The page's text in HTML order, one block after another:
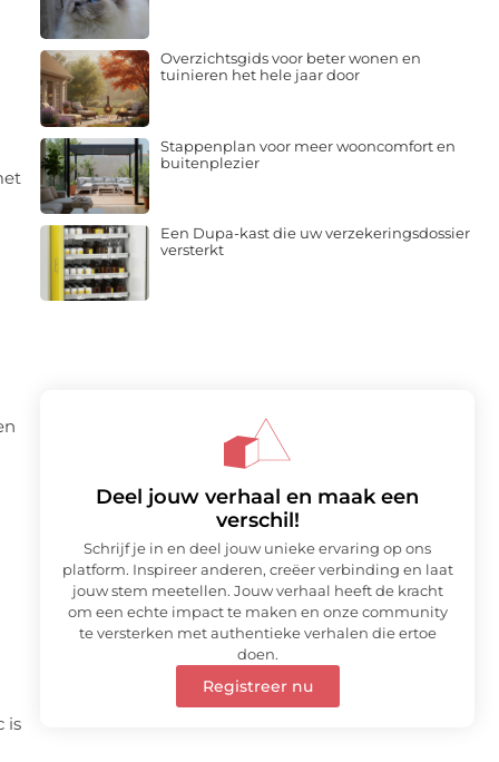
is
Overzichtsgids voor beter wonen en
tuinieren het hele jaar door
Stappenplan voor meer wooncomfort en
buitenplezier
Een Dupa-kast die uw verzekeringsdossier
versterkt
Deel jouw verhaal en maak een
verschil!
Schrijf je in en deel jouw unieke ervaring op ons
platform. Inspireer anderen, creëer verbinding en laat
jouw stem meetellen. Jouw verhaal heeft de kracht
om een echte impact te maken en onze community
te versterken met authentieke verhalen die ertoe
doen.
Registreer nu